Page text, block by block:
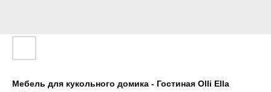
Мебель для кукольного домика - Гостиная Olli Ella